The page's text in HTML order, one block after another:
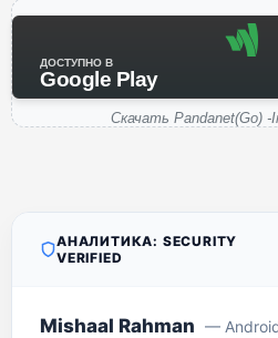
ДОСТУПНО В
Google Play
Скачать Pandanet(Go) -
АНАЛИТИКА: SECURITY
VERIFIED
Mishaal Rahman —